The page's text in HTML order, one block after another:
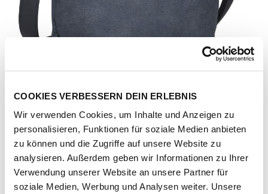
COOKIES VERBESSERN DEIN ERLEBNIS
Wir verwenden Cookies, um Inhalte und Anzeigen zu
personalisieren, Funktionen für soziale Medien anbieten
zu können und die Zugriffe auf unsere Website zu
analysieren. Außerdem geben wir Informationen zu Ihrer
Verwendung unserer Website an unsere Partner für
soziale Medien, Werbung und Analysen weiter. Unsere
Artikel-Nr.207992-1061-1001